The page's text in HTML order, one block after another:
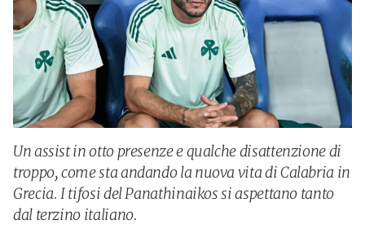
Un assist in otto presenze e qualche disattenzione di
troppo, come sta andando la nuova vita di Calabria in
Grecia. I tifosi del Panathinaikos si aspettano tanto
dal terzino italiano.